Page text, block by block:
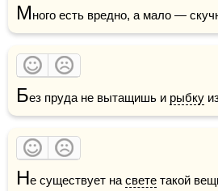
Много есть вредно, а мало —
Без пруда не вытащишь и рыбку
Не существует на свете такой